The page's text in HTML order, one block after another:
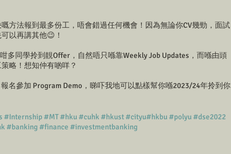
方法報到最多份工，唔會錯過任何機會！因為無論你CV幾勁，面試
以再講其他😉！
多同學拎到靚Offer，自然唔只喺靠Weekly Job Updates，而喺由頭
略！想知仲有啲咩？
報名參加 Program Demo，睇吓我地可以點樣幫你喺2023/24年拎到你
#Internship#MT#hku#cuhk #hkust#cityu#hkbu#polyu#dse2022
#banking #finance #investmentbanking